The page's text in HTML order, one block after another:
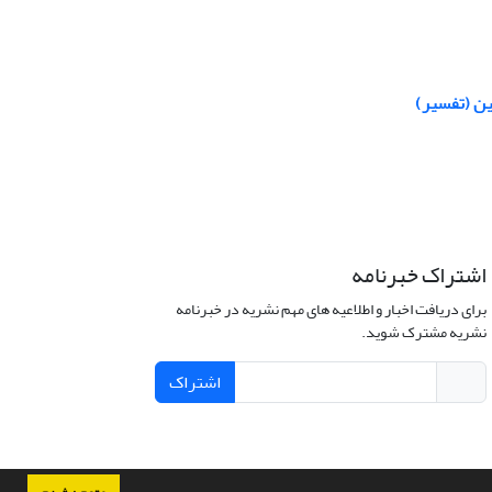
(تفسیر)
اشتراک خبرنامه
برای دریافت اخبار و اطلاعیه های مهم نشریه در خبرنامه
نشریه مشترک شوید.
اشتراک